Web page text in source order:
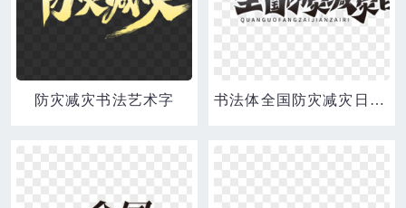
防灾减灾书法艺术字 书法体全国防灾减灾日艺术字